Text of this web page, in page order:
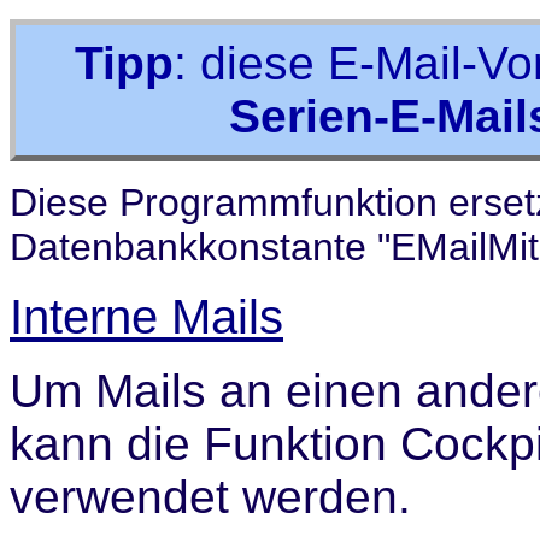
Tipp: diese E-Mail-
Serien-E-
Diese Programmfunktion
Datenbankkonstante
Interne Mails
Um Mails an einen
kann die Funktion
verwendet werden.